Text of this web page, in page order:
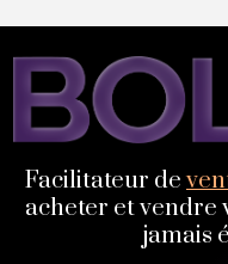
Facilitateur de
acheter et vendre
jamais